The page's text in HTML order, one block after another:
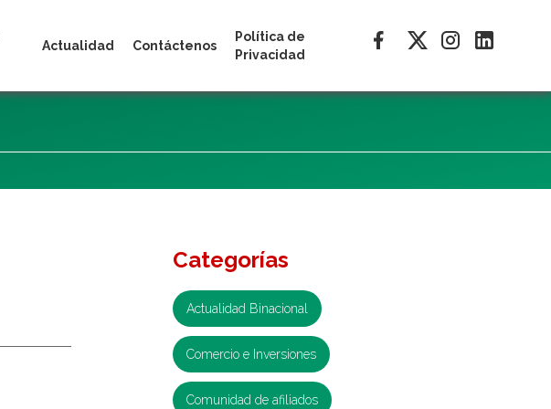
Actualidad Contáctenos
Política de
Privacidad
Categorías
Actualidad Binacional
Comercio e Inversiones
Comunidad de afiliados